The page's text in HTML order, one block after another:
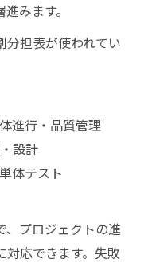
みます。
分担表が使われてい
進行・品質管理
設計
体テスト
、プロジェクトの進
応できます。失敗